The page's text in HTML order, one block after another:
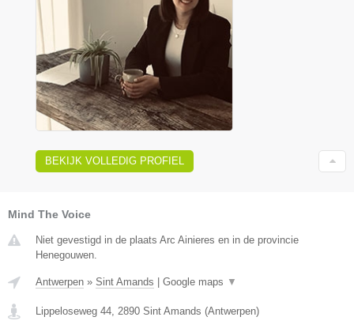
BEKIJK VOLLEDIG PROFIEL
Mind The Voice
Niet gevestigd in de plaats Arc Ainieres en in de provincie
Henegouwen.
Antwerpen » Sint Amands | Google maps ▼
Lippeloseweg 44 2890 Sint Amands (Antwerpen)